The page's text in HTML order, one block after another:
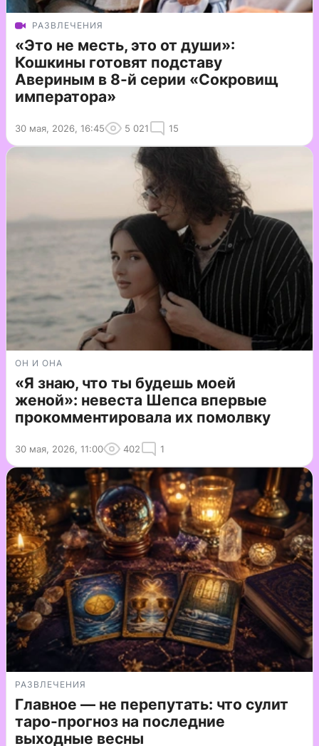
РАЗВЛЕЧЕНИЯ
«Это не месть, это от души»:
Кошкины готовят подставу
Авериным в 8-й серии «Сокровищ
императора»
30 мая, 2026, 16:45 5 021 15
ОН И ОНА
«Я знаю, что ты будешь моей
женой»: невеста Шепса впервые
прокомментировала их помолвку
30 мая, 2026, 11:00 402 1
РАЗВЛЕЧЕНИЯ
Главное — не перепутать: что сулит
таро-прогноз на последние
выходные весны